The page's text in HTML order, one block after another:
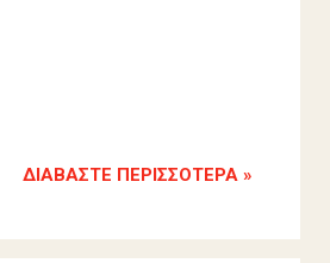
ΔΙΑΒΆΣΤΕ ΠΕΡΙΣΣΌΤΕΡΑ »